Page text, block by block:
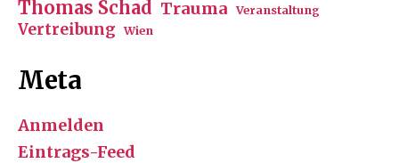
Thomas Schad Trauma Veranstaltung
Vertreibung Wien
Meta
Anmelden
Eintrags-Feed